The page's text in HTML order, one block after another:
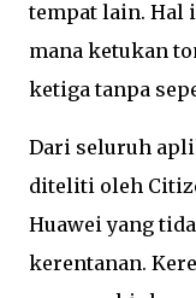
tempat lain. Hal
mana ketukan
ketiga tanpa
Dari seluruh
diteliti oleh
Huawei yang
kerentanan.